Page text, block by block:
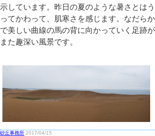
示しています。昨日の夏のような暑さとはう
ってかわって、肌寒さを感じます。なだらか
で美しい曲線の馬の背に向かっていく足跡が
また趣深い風景です。
砂丘事務所 2017/04/15